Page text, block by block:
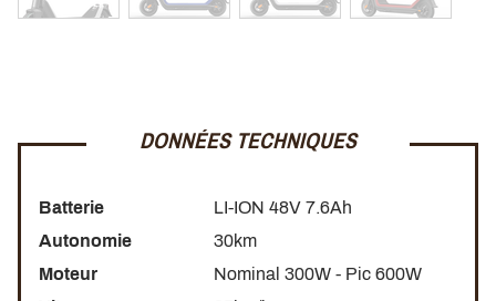
tranquillité d'esprit, consultez vos statistiques de conduite
une solution
Verrouillage anti-vol
Statistiques de conduite
DONNÉES TECHNIQUES
Batterie
LI-ION 48V 7.6Ah
Autonomie
30km
Moteur
Nominal 300W - Pic 600W